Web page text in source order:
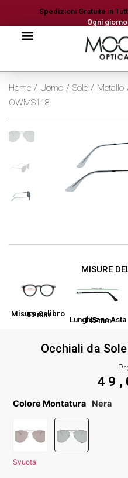
Spedizioni Gratuite in
Ogni
Home / Uomo / Sole / Metallo
OWMS118
MISURE
Misura Calibro 55 mm
Lunghezza Asta 145 mm
Occhiali da Sole
Colore Montatura Nera
Svuota